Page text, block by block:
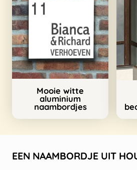
Mooie witte
aluminium
naambordjes
EEN NAAMBORDJE UIT